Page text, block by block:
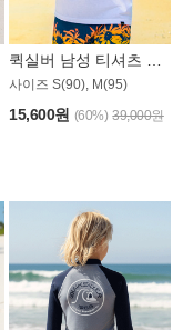
사이즈 S(90), M(95)
15,600원 (60%) 39,000원